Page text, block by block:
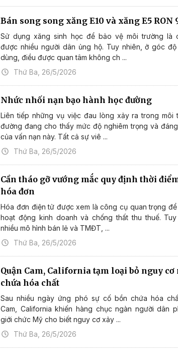
Bán song song xăng E10 và xăng E5 RON
Sử dụng xăng sinh học để bảo vệ môi trường là
được nhiều người dân ủng hộ. Tuy nhiên, ở góc
dùng, điều được quan tâm không ch ...
Thứ Ba, 26/5/2026
Nhức nhối nạn bạo hành học đường
Liên tiếp những vụ việc đau lòng xảy ra trong môi
đường đang cho thấy mức độ nghiêm trọng và
của vấn nạn này. Tất cả sự viê ...
Thứ Ba, 26/5/2026
Cần tháo gỡ vướng mắc quy định thời
hóa đơn
Hóa đơn điện tử được xem là công cụ quan trọng để
hoạt động kinh doanh và chống thất thu thuế.
nhiều mô hình bán lẻ và TMĐT, ...
Thứ Ba, 26/5/2026
Quận Cam, California tạm loại bỏ nguy cơ
chứa hóa chất
Sau nhiều ngày ứng phó sự cố bồn chứa hóa
Cam, California khiến hàng chục ngàn người dân
giới chức Mỹ cho biết nguy cơ xảy ...
Thứ Ba, 26/5/2026